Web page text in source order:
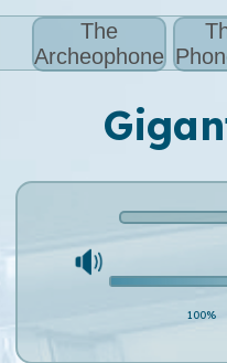
The
Archeophone
100%